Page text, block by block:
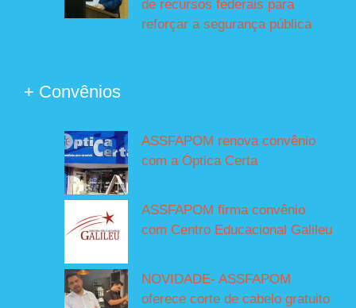
de recursos federais para
reforçar a segurança pública
+ Convênios
ASSFAPOM renova convênio
com a Óptica Certa
ASSFAPOM firma convênio
com Centro Educacional Galileu
NOVIDADE- ASSFAPOM
oferece corte de cabelo gratuito